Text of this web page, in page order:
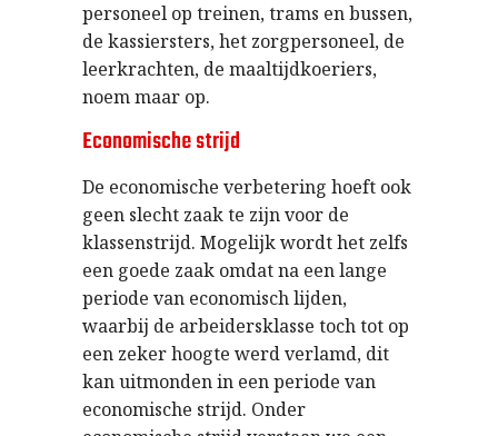
personeel op treinen, trams en bussen,
de kassiersters, het zorgpersoneel, de
leerkrachten, de maaltijdkoeriers,
noem maar op.
Economische strijd
De economische verbetering hoeft ook
geen slecht zaak te zijn voor de
klassenstrijd. Mogelijk wordt het zelfs
een goede zaak omdat na een lange
periode van economisch lijden,
waarbij de arbeidersklasse toch tot op
een zeker hoogte werd verlamd, dit
kan uitmonden in een periode van
economische strijd. Onder